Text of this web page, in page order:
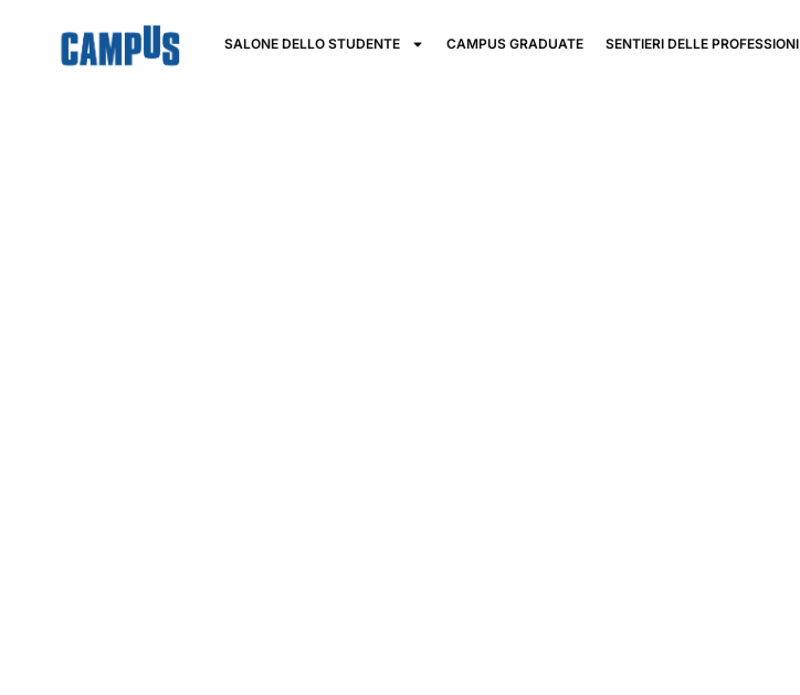
SALONE DELLO STUDENTE CAMPUS GRADUATE SENTIERI DELLE PROFESSIONI